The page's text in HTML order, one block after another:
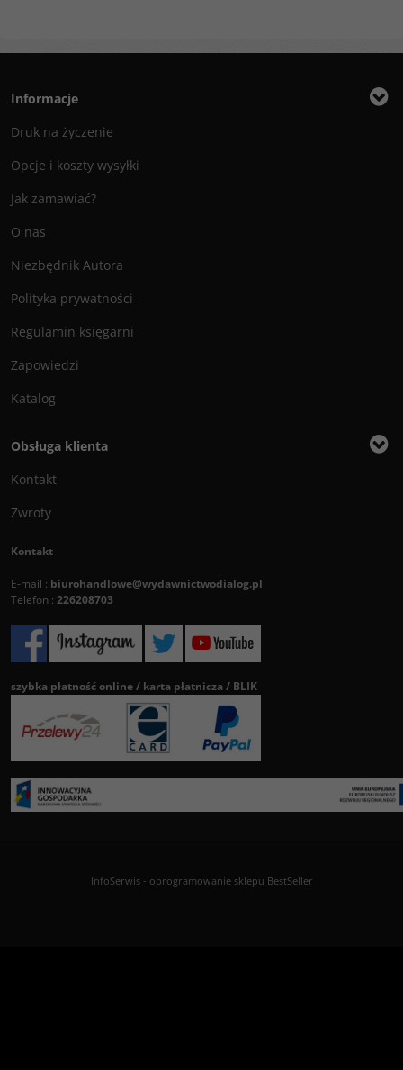
Informacje
Druk na życzenie
Opcje i koszty wysyłki
Jak zamawiać?
O nas
Niezbędnik Autora
Polityka prywatności
Regulamin księgarni
Zapowiedzi
Katalog
Obsługa klienta
Kontakt
Zwroty
Kontakt
E-mail : biurohandlowe@wydawnictwodialog.pl
Telefon : 226208703
szybka płatność online / karta płatnicza / BLIK
InfoSerwis- oprogramowanie sklepu BestSeller